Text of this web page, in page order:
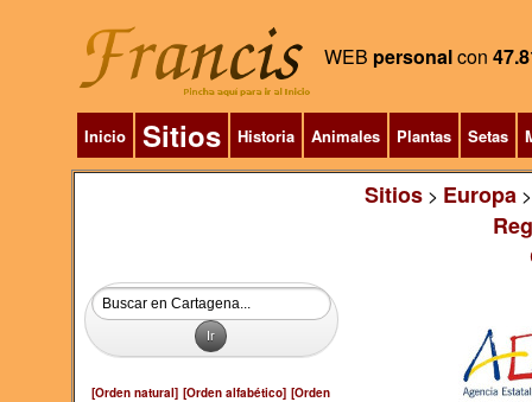
WEB personalcon
Inicio Sitios Historia Animales Plantas Setas
Sitios> Europa
[Orden natural] [Orden alfabético] [Orden